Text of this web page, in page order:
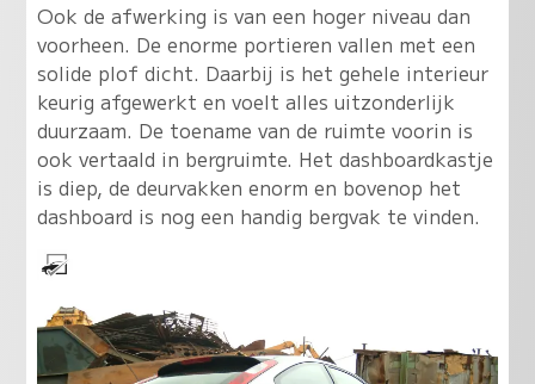
Ook de afwerking is van een hoger niveau dan
voorheen. De enorme portieren vallen met een
solide plof dicht. Daarbij is het gehele interieur
keurig afgewerkt en voelt alles uitzonderlijk
duurzaam. De toename van de ruimte voorin is
ook vertaald in bergruimte. Het dashboardkastje
is diep, de deurvakken enorm en bovenop het
dashboard is nog een handig bergvak te vinden.